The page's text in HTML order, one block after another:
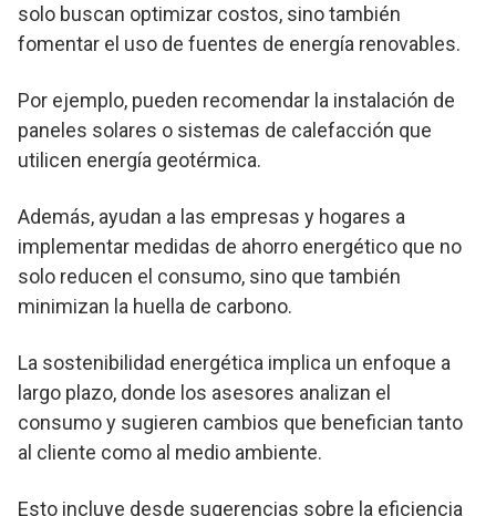
solo buscan optimizar costos, sino también
fomentar el uso de fuentes de energía renovables.
Por ejemplo, pueden recomendar la instalación de
paneles solares o sistemas de calefacción que
utilicen energía geotérmica.
Además, ayudan a las empresas y hogares a
implementar medidas de ahorro energético que no
solo reducen el consumo, sino que también
minimizan la huella de carbono.
La sostenibilidad energética implica un enfoque a
largo plazo, donde los asesores analizan el
consumo y sugieren cambios que benefician tanto
al cliente como al medio ambiente.
Esto incluye desde sugerencias sobre la eficiencia